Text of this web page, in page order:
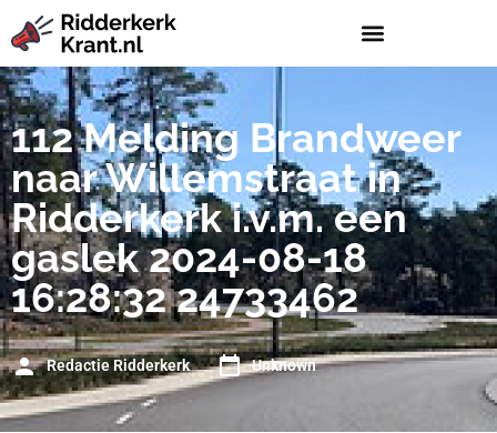
112 Melding Brandweer
naar Willemstraat in
Ridderkerk i.v.m. een
gaslek 2024-08-18
16:28:32 24733462
Redactie Ridderkerk Unknown